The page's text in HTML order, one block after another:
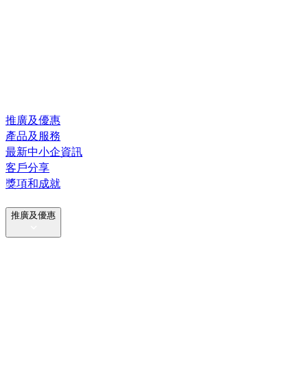
推廣及優惠
產品及服務
最新中小企資訊
客戶分享
獎項和成就
推廣及優惠